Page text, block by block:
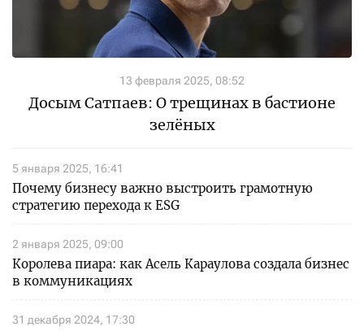
13 февраля 2025, 08:52
Досым Сатпаев: О трещинах в бастионе
зелёных
5 января 2025, 16:41
Почему бизнесу важно выстроить грамотную
стратегию перехода к ESG
2 января 2025, 09:00
Королева пиара: как Асель Караулова создала бизнес
в коммуникациях
31 декабря 2024, 17:30